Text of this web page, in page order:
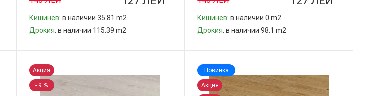
Кишинев: в наличии 35.81 m2
Дрокия: в наличии 115.39 m2
Кишинев: в наличии 0 m2
Дрокия: в наличии 98.1 m2
Акция
- 9 %
Новинка
Акция